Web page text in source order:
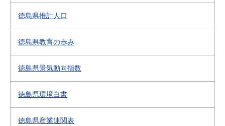
徳島県推計人口
徳島県教育の歩み
徳島県景気動向指数
徳島県環境白書
徳島県産業連関表